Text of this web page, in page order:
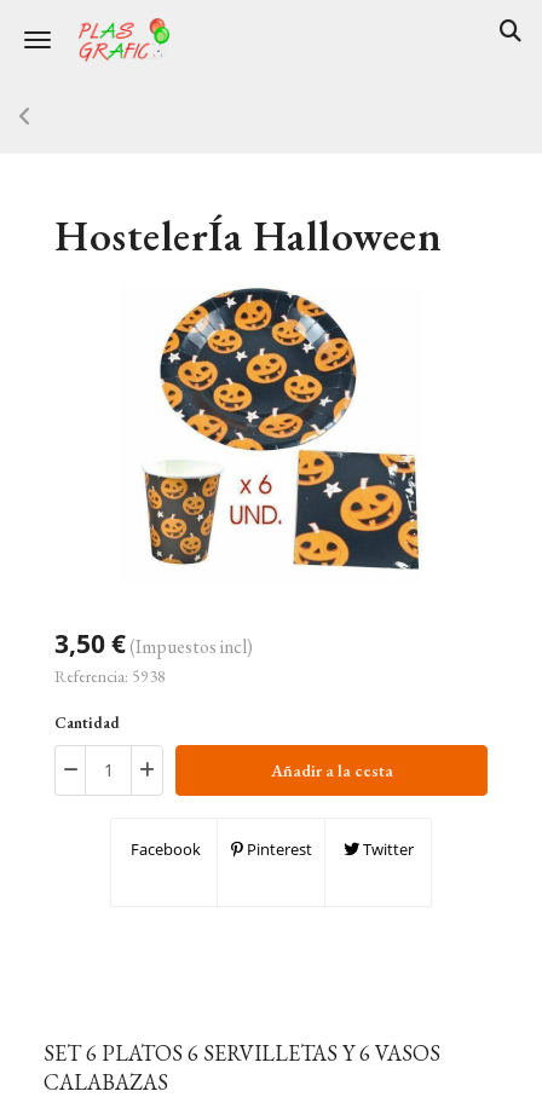
Toggle navigation
HostelerÍa Halloween
3,50 €(Impuestos incl)
Referencia: 5938
Cantidad
Añadir a la cesta
Facebook Pinterest Twitter
SET 6 PLATOS 6 SERVILLETAS Y 6 VASOS
CALABAZAS